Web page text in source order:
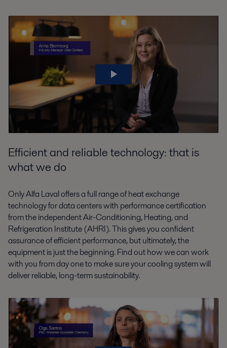
Efficient and reliable technology: that is
what we do
Only Alfa Laval offers a full range of heat exchange
technology for data centers with performance certification
from the independent Air-Conditioning, Heating, and
Refrigeration Institute (AHRI). This gives you confident
assurance of efficient performance, but ultimately, the
equipment is just the beginning. Find out how we can work
with you from day one to make sure your cooling system will
deliver reliable, long-term sustainability.